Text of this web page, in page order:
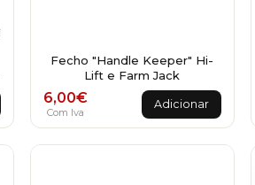
Fecho "Handle Keeper" Hi-
Lift e Farm Jack
6,00€
Com Iva
Adicionar